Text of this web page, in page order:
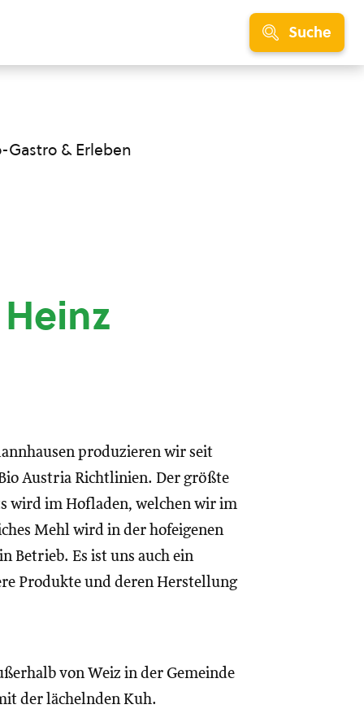
Suche
Gastro & Erleben
produzieren wir seit
Austria Richtlinien. Der größte
wird im Hofladen, welchen wir im
Mehl wird in der hofeigenen
Betrieb. Es ist uns auch ein
Produkte und deren Herstellung
von Weiz in der Gemeinde
der lächelnden Kuh.